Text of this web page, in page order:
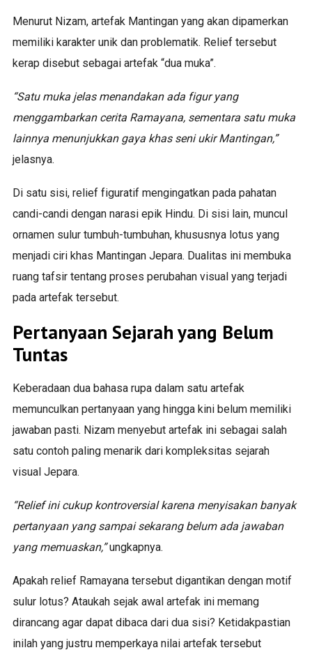
Menurut Nizam, artefak Mantingan yang akan dipamerkan
memiliki karakter unik dan problematik. Relief tersebut
kerap disebut sebagai artefak “dua muka”.
“Satu muka jelas menandakan ada figur yang
menggambarkan cerita Ramayana, sementara satu muka
lainnya menunjukkan gaya khas seni ukir Mantingan,”
jelasnya.
Di satu sisi, relief figuratif mengingatkan pada pahatan
candi-candi dengan narasi epik Hindu. Di sisi lain, muncul
ornamen sulur tumbuh-tumbuhan, khususnya lotus yang
menjadi ciri khas Mantingan Jepara. Dualitas ini membuka
ruang tafsir tentang proses perubahan visual yang terjadi
pada artefak tersebut.
Pertanyaan Sejarah yang Belum
Tuntas
Keberadaan dua bahasa rupa dalam satu artefak
memunculkan pertanyaan yang hingga kini belum memiliki
jawaban pasti. Nizam menyebut artefak ini sebagai salah
satu contoh paling menarik dari kompleksitas sejarah
visual Jepara.
“Relief ini cukup kontroversial karena menyisakan banyak
pertanyaan yang sampai sekarang belum ada jawaban
yang memuaskan,”ungkapnya.
Apakah relief Ramayana tersebut digantikan dengan motif
sulur lotus? Ataukah sejak awal artefak ini memang
dirancang agar dapat dibaca dari dua sisi? Ketidakpastian
inilah yang justru memperkaya nilai artefak tersebut